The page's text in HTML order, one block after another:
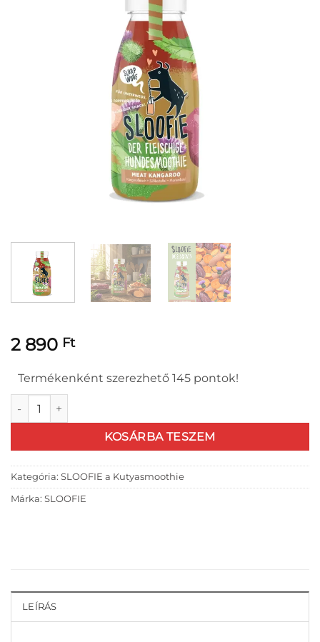
2 890 Ft
Termékenként szerezhető 145 pontok!
SLOOFIE Meat Kangaroo - Csábító életelem mennyiség
KOSÁRBA TESZEM
Kategória: SLOOFIE a Kutyasmoothie
Márka: SLOOFIE
LEÍRÁS